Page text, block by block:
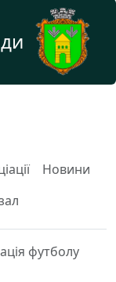
Новини
футболу